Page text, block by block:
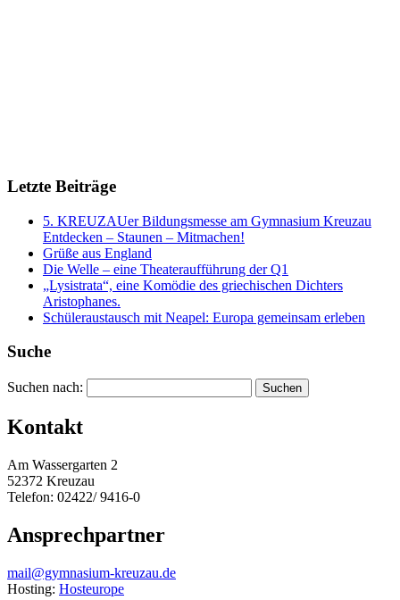
Letzte Beiträge
5. KREUZAUer Bildungsmesse am Gymnasium Kreuzau
Entdecken – Staunen – Mitmachen!
Grüße aus England
Die Welle – eine Theateraufführung der Q1
„Lysistrata“, eine Komödie des griechischen Dichters
Aristophanes.
Schüleraustausch mit Neapel: Europa gemeinsam erleben
Suche
Suchen nach:
Kontakt
Am Wassergarten 2
52372 Kreuzau
Telefon: 02422/ 9416-0
Ansprechpartner
mail@gymnasium-kreuzau.de
Hosting: Hosteurope